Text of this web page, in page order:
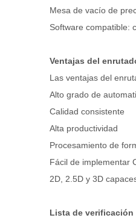
Mesa de vacío de
Software compatible:
Ventajas del
Las ventajas del
Alto grado de
Calidad consistente
Alta productividad
Procesamiento de
Fácil de implementar
2D, 2.5D y 3D
Lista de verificación